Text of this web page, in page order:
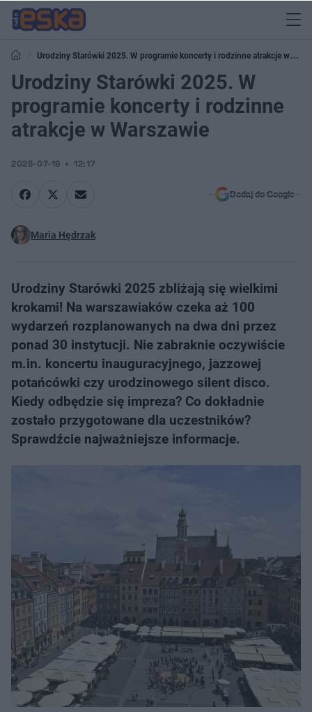
Urodziny Starówki 2025. W programie koncerty i rodzinne atrakcje w
Warszawie
Urodziny Starówki 2025. W
programie koncerty i rodzinne
atrakcje w Warszawie
2025-07-19 12:17
Dodaj do Google
Maria Hędrzak
Urodziny Starówki 2025 zbliżają się wielkimi
krokami! Na warszawiaków czeka aż 100
wydarzeń rozplanowanych na dwa dni przez
ponad 30 instytucji. Nie zabraknie oczywiście
m.in. koncertu inauguracyjnego, jazzowej
potańcówki czy urodzinowego silent disco.
Kiedy odbędzie się impreza? Co dokładnie
zostało przygotowane dla uczestników?
Sprawdźcie najważniejsze informacje.